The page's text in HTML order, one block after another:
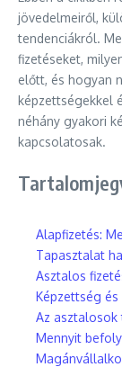
jövedelmeiről,
tendenciákról.
fizetéseket,
előtt, és hogyan
képzettségekkel
néhány gyakori
kapcsolatosak.
Alapfizetés:
Tapasztalat
Asztalos
Képzettség és
Az asztalosok
Mennyit